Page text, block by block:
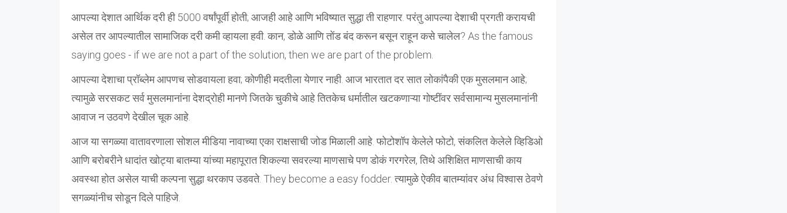
आपल्या देशात आर्थिक दरी ही 5000 वर्षांपूर्वी होती; आजही आहे आणि भविष्यात सुद्धा ती राहणार. परंतु आपल्या देशाची प्रगती करायची
असेल तर आपल्यातील सामाजिक दरी कमी व्हायला हवी. कान, डोळे आणि तोंड बंद करून बसून राहून कसे चालेल? As the famous
saying goes - if we are not a part of the solution, then we are part of the problem.
आपल्या देशाचा प्रॉब्लेम आपणच सोडवायला हवा; कोणीही मदतीला येणार नाही. आज भारतात दर सात लोकांपैकी एक मुसलमान आहे;
त्यामुळे सरसकट सर्व मुसलमानांना देशद्रोही मानणे जितके चुकीचे आहे तितकेच धर्मातील खटकणाऱ्या गोष्टींवर सर्वसामान्य मुसलमानांनी
आवाज न उठवणे देखील चूक आहे.
आज या सगळ्या वातावरणाला सोशल मीडिया नावाच्या एका राक्षसाची जोड मिळाली आहे. फोटोशॉप केलेले फोटो, संकलित केलेले व्हिडिओ
आणि बरोबरीने धादांत खोट्या बातम्या यांच्या महापूरात शिकल्या सवरल्या माणसाचे पण डोकं गरगरेल, तिथे अशिक्षित माणसाची काय
अवस्था होत असेल याची कल्पना सुद्धा थरकाप उडवते. They become a easy fodder. त्यामुळे ऐकीव बातम्यांवर अंध विश्वास ठेवणे
सगळ्यांनीच सोडून दिले पाहिजे.